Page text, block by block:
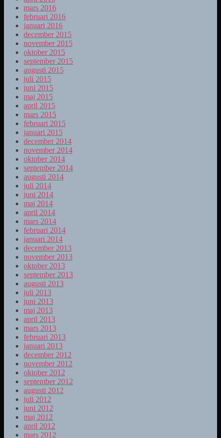
mars 2016
februari 2016
januari 2016
december 2015
november 2015
oktober 2015
september 2015
augusti 2015
juli 2015
juni 2015
maj 2015
april 2015
mars 2015
februari 2015
januari 2015
december 2014
november 2014
oktober 2014
september 2014
augusti 2014
juli 2014
juni 2014
maj 2014
april 2014
mars 2014
februari 2014
januari 2014
december 2013
november 2013
oktober 2013
september 2013
augusti 2013
juli 2013
juni 2013
maj 2013
april 2013
mars 2013
februari 2013
januari 2013
december 2012
november 2012
oktober 2012
september 2012
augusti 2012
juli 2012
juni 2012
maj 2012
april 2012
mars 2012